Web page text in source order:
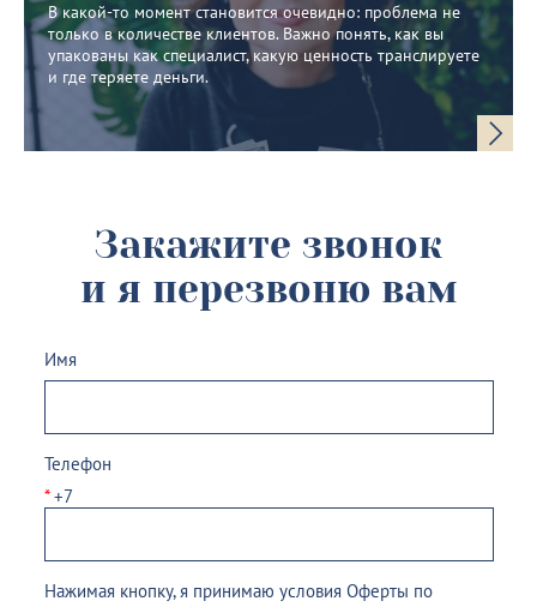
В какой-то момент становится очевидно: проблема не
только в количестве клиентов. Важно понять, как вы
упакованы как специалист, какую ценность транслируете
и где теряете деньги.
Закажите звонок
и я перезвоню вам
Имя
Телефон
*+7
Нажимая кнопку, я принимаю условия Оферты по